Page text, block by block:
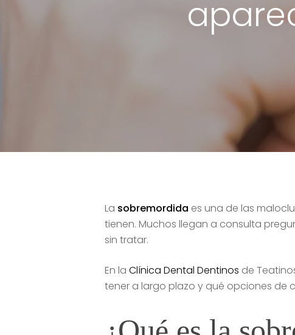
Hit enter to search or ESC to close
La sobremordida es una de las
tienen. Muchos llegan a consulta
sin tratar.
En laClínica Dental Dentinos de
tener a largo plazo y qué opciones de